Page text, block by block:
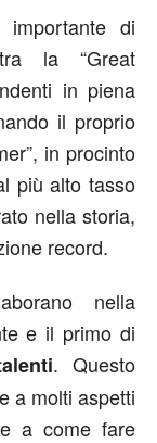
di
la “Great
in piena
il proprio
in procinto
più alto tasso
nella storia,
record.
nella
e il primo di
. Questo
a molti aspetti
a come fare